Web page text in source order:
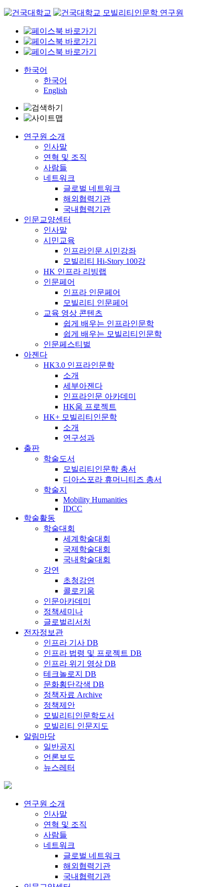
Skip
content
한국어
한국어
English
연구원 소개
인사말
연혁 및 조직
사람들
네트워크
글로벌 네트워크
해외협력기관
국내협력기관
인문교양센터
인사말
시민교육
인프라인문 시민강좌
모빌리티 Hi-Story 100강
HK 인프라 리빙랩
인문페어
인프라 인문페어
모빌리티 인문페어
교육 영상 콘텐츠
쉽게 배우는 인프라인문학
쉽게 배우는 모빌리티인문학
인문페스티벌
아젠다
HK3.0 인프라인문학
소개
세부아젠다
인프라인문 아카데미
HK움 프로젝트
HK+ 모빌리티인문학
소개
연구성과
출판
학술도서
모빌리티인문학 총서
디아스포라 휴머니티즈 총서
학술지
Mobility Humanities
IDCC
학술활동
학술대회
세계학술대회
국제학술대회
국내학술대회
강연
초청강연
콜로키움
인문아카데미
정책세미나
글로벌리서처
전자정보관
인프라 기사 DB
인프라 법령 및 프로젝트 DB
인프라 위기 영상 DB
테크놀로지 DB
문화횡단각색 DB
정책자료 Archive
정책제안
모빌리티인문학도서
모빌리티 인문지도
알림마당
일반공지
언론보도
뉴스레터
연구원 소개
인사말
연혁 및 조직
사람들
네트워크
글로벌 네트워크
해외협력기관
국내협력기관